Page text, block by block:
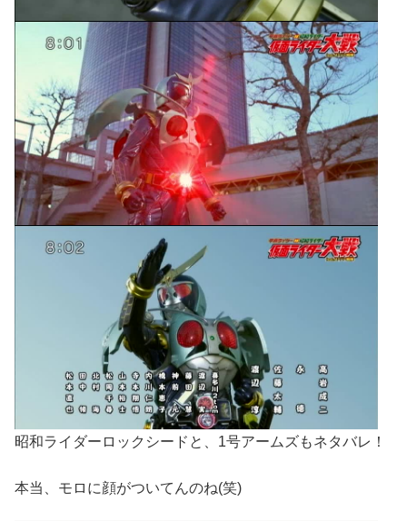
昭和ライダーロックシードと、1号アームズもネタバレ！
本当、モロに顔がついてんのね(笑)